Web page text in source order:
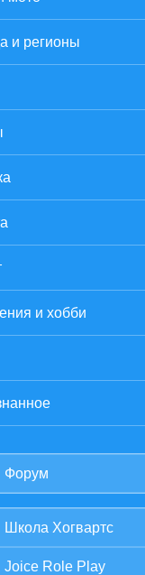
и регионы
и хобби
Форум
Школа Хогвартс
Joice Role Play